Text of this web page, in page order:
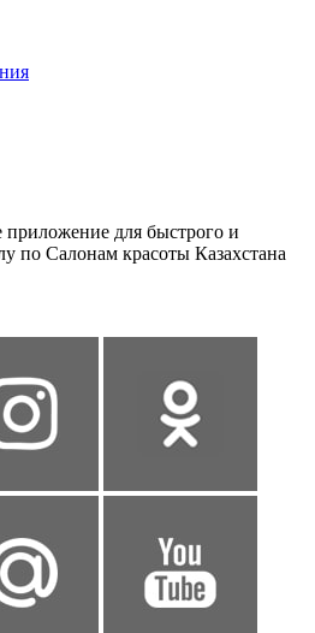
для быстрого и
по Салонам красоты Казахстана